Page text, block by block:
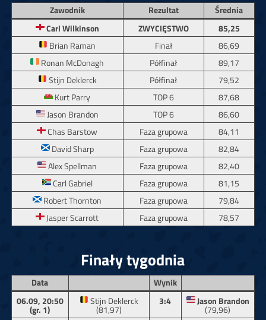
Zawodnik Rezultat
Średnia
Carl Wilkinson
ZWYCIĘSTWO
85,25
Brian Raman
Finał
86,69
Ronan McDonagh
Półfinał
89,17
Stijn Deklerck
Półfinał
79,52
Kurt Parry
TOP 6
87,68
Jason Brandon
TOP 6
86,60
Chas Barstow
Faza grupowa
84,11
David Sharp
Faza grupowa
82,84
Alex Spellman
Faza grupowa
82,40
Carl Gabriel
Faza grupowa
81,15
Robert Thornton
Faza grupowa
79,84
Jasper Scarrott
Faza grupowa 78,57
Finały tygodnia
Data
Wynik
06.09, 20:50
(gr. 1)
Stijn Deklerck
(81,97)
3:4 Jason Brandon
(79,96)